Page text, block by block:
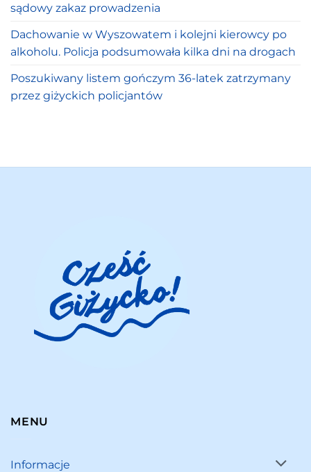
sądowy zakaz prowadzenia
Dachowanie w Wyszowatem i kolejni kierowcy po
alkoholu. Policja podsumowała kilka dni na drogach
Poszukiwany listem gończym 36-latek zatrzymany
przez giżyckich policjantów
MENU
Informacje